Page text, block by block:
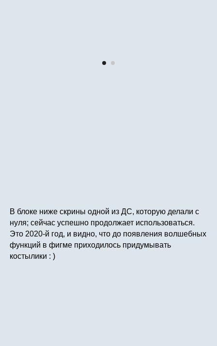
В блоке ниже скрины одной из ДС, которую делали с
нуля; сейчас успешно продолжает использоваться.
Это 2020-й год, и видно, что до появления волшебных
функций в фигме приходилось придумывать
костылики : )